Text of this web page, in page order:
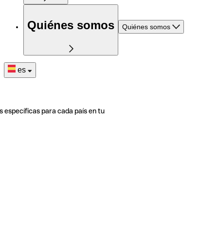
Quiénes somos Quiénes somos
es
específicas para cada país en tu